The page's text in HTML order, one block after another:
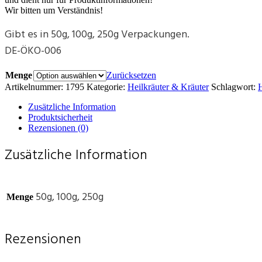
Wir bitten um Verständnis!
Gibt es in 50g, 100g, 250g Verpackungen.
DE-ÖKO-006
Menge
Zurücksetzen
Artikelnummer: 1795 Kategorie: Heilkräuter & Kräuter Schlagwort:
Zusätzliche Information
Produktsicherheit
Rezensionen (0)
Zusätzliche Information
Menge 50g, 100g, 250g
Rezensionen